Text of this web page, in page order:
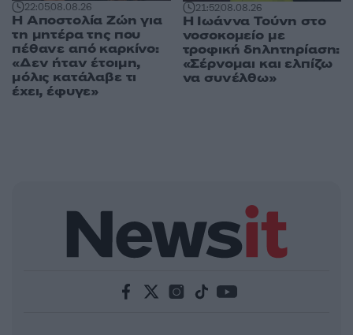
22:0508.08.26
Η Αποστολία Ζώη για
τη μητέρα της που
πέθανε από καρκίνο:
«Δεν ήταν έτοιμη,
μόλις κατάλαβε τι
έχει, έφυγε»
21:5208.08.26
Η Ιωάννα Τούνη στο
νοσοκομείο με
τροφική δηλητηρίαση:
«Σέρνομαι και ελπίζω
να συνέλθω»